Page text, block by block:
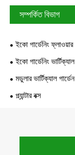
সম্পর্কিত বিভাগ
ইকো গার্ডেনিং
ইকো গার্ডেনিং
মডুলার ভার্টিক্যাল গার্ডেন
প্ল্যান্টার বক্স